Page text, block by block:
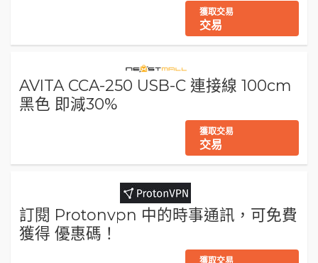
獲取交易
交易
AVITA CCA-250 USB-C 連接線 100cm
黑色 即減30%
獲取交易
交易
訂閱 Protonvpn 中的時事通訊，可免費
獲得 優惠碼！
獲取交易